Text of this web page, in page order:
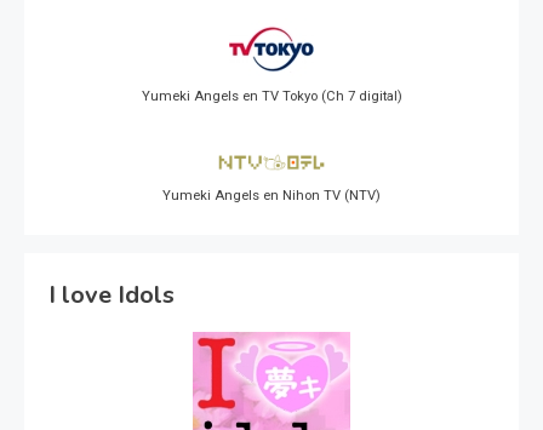
Yumeki Angels en TV Tokyo (Ch 7 digital)
Yumeki Angels en Nihon TV (NTV)
I love Idols